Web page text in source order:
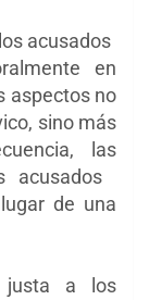
acusados
en
aspectos no
sino más
las
acusados
de una
justa a los